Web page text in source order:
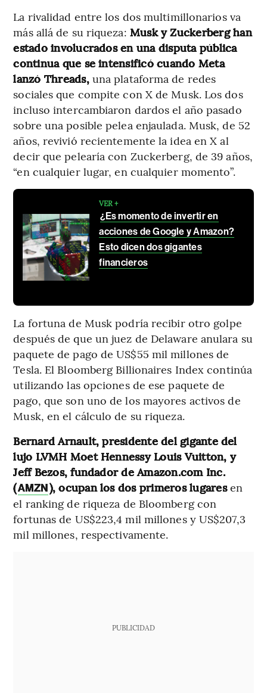
La rivalidad entre los dos multimillonarios va
más allá de su riqueza: Musk y Zuckerberg han
estado involucrados en una disputa pública
continua que se intensificó cuando Meta
lanzó Threads,una plataforma de redes
sociales que compite con X de Musk. Los dos
incluso intercambiaron dardos el año pasado
sobre una posible pelea enjaulada. Musk, de 52
años, revivió recientemente la idea en X al
decir que pelearía con Zuckerberg, de 39 años,
“en cualquier lugar, en cualquier momento”.
VER +
¿Es momento de invertir en
acciones de Google y Amazon?
Esto dicen dos gigantes
financieros
La fortuna de Musk podría recibir otro golpe
después de que un juez de Delaware anulara su
paquete de pago de US$55 mil millones de
Tesla. El Bloomberg Billionaires Index continúa
utilizando las opciones de ese paquete de
pago, que son uno de los mayores activos de
Musk, en el cálculo de su riqueza.
Bernard Arnault, presidente del gigante del
lujo LVMH Moet Hennessy Louis Vuitton, y
Jeff Bezos, fundador de Amazon.com Inc.
(AMZN), ocupan los dos primeros lugaresen
el ranking de riqueza de Bloomberg con
fortunas de US$223,4 mil millones y US$207,3
mil millones, respectivamente.
PUBLICIDAD